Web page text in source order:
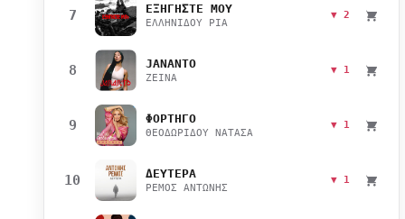
7 ΕΞΗΓΗΣΤΕ ΜΟΥ
ΕΛΛΗΝΙΔΟΥ ΡΙΑ
▼ 2
8 JANANTO
ZEINA
▼ 1
9 ΦΟΡΤΗΓΟ
ΘΕΟΔΩΡΙΔΟΥ ΝΑΤΑΣΑ
▼ 1
10 ΔΕΥΤΕΡΑ
ΡΕΜΟΣ ΑΝΤΩΝΗΣ
▼ 1